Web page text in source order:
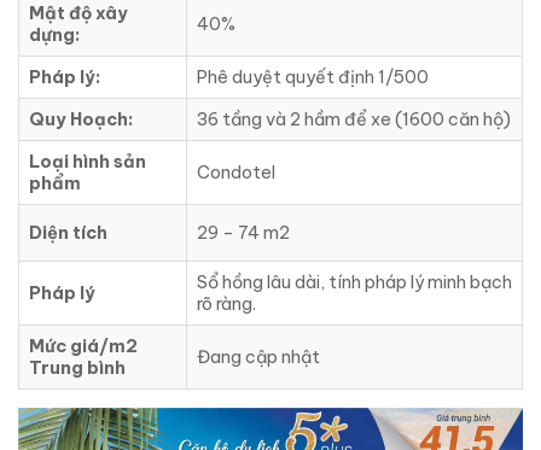
Mật độ xây
dựng:
40%
Pháp lý:
Phê duyệt quyết định 1/500
Quy Hoạch:
36 tầng và 2 hầm để xe (1600 căn hộ)
Loại hình sản
phẩm
Condotel
Diện tích 29 – 74 m2
Pháp lý
Sổ hồng lâu dài, tính pháp lý minh bạch
rõ ràng.
Mức giá/m2
Trung bình
Đang cập nhật